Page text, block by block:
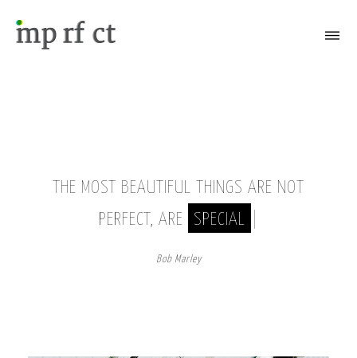
Attiva/Disattiva il menù
THE MOST BEAUTIFUL THINGS ARE NOT
PERFECT, ARE
SPECIAL
Bob Marley